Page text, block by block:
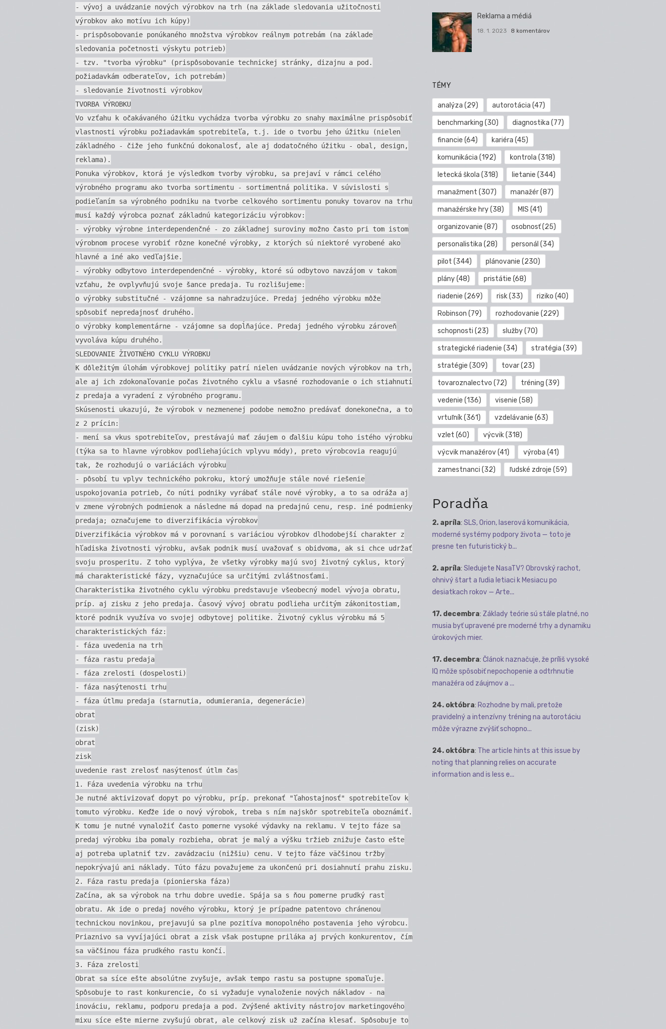
- vývoj a uvádzanie nových výrobkov na trh (na základe sledovania užitočnosti
výrobkov ako motívu ich kúpy)
- prispôsobovanie ponúkaného množstva výrobkov reálnym potrebám (na základe
sledovania početnosti výskytu potrieb)
- tzv. "tvorba výrobku" (prispôsobovanie technickej stránky, dizajnu a pod.
požiadavkám odberateľov, ich potrebám)
- sledovanie životnosti výrobkov
TVORBA VÝROBKU
Vo vzťahu k očakávaného úžitku vychádza tvorba výrobku zo snahy maximálne prispôsobiť
vlastnosti výrobku požiadavkám spotrebiteľa, t.j. ide o tvorbu jeho úžitku (nielen
základného - čiže jeho funkčnú dokonalosť, ale aj dodatočného úžitku - obal, design,
reklama).
Ponuka výrobkov, ktorá je výsledkom tvorby výrobku, sa prejaví v rámci celého
výrobného programu ako tvorba sortimentu - sortimentná politika. V súvislosti s
podieľaním sa výrobného podniku na tvorbe celkového sortimentu ponuky tovarov na trhu
musí každý výrobca poznať základnú kategorizáciu výrobkov:
- výrobky výrobne interdependenčné - zo základnej suroviny možno často pri tom istom
výrobnom procese vyrobiť rôzne konečné výrobky, z ktorých sú niektoré vyrobené ako
hlavné a iné ako vedľajšie.
- výrobky odbytovo interdependenčné - výrobky, ktoré sú odbytovo navzájom v takom
vzťahu, že ovplyvňujú svoje šance predaja. Tu rozlišujeme:
o výrobky substitučné - vzájomne sa nahradzujúce. Predaj jedného výrobku môže
spôsobiť nepredajnosť druhého.
o výrobky komplementárne - vzájomne sa dopĺňajúce. Predaj jedného výrobku zároveň
vyvoláva kúpu druhého.
SLEDOVANIE ŽIVOTNÉHO CYKLU VÝROBKU
K dôležitým úlohám výrobkovej politiky patrí nielen uvádzanie nových výrobkov na trh,
ale aj ich zdokonaľovanie počas životného cyklu a všasné rozhodovanie o ich stiahnutí
z predaja a vyradení z výrobného programu.
Skúsenosti ukazujú, že výrobok v nezmenenej podobe nemožno predávať donekonečna, a to
z 2 prícin:
- mení sa vkus spotrebiteľov, prestávajú mať záujem o ďalšiu kúpu toho istého výrobku
(týka sa to hlavne výrobkov podliehajúcich vplyvu módy), preto výrobcovia reagujú
tak, že rozhodujú o variáciách výrobku
- pôsobí tu vplyv technického pokroku, ktorý umožňuje stále nové riešenie
uspokojovania potrieb, čo núti podniky vyrábať stále nové výrobky, a to sa odráža aj
v zmene výrobných podmienok a následne má dopad na predajnú cenu, resp. iné podmienky
predaja; označujeme to diverzifikácia výrobkov
Diverzifikácia výrobkov má v porovnaní s variáciou výrobkov dlhodobejší charakter z
hľadiska životnosti výrobku, avšak podnik musí uvažovať s obidvoma, ak si chce udržať
svoju prosperitu. Z toho vyplýva, že všetky výrobky majú svoj životný cyklus, ktorý
má charakteristické fázy, vyznačujúce sa určitými zvláštnosťami.
Charakteristika životného cyklu výrobku predstavuje všeobecný model vývoja obratu,
príp. aj zisku z jeho predaja. Časový vývoj obratu podlieha určitým zákonitostiam,
ktoré podnik využíva vo svojej odbytovej politike. Životný cyklus výrobku má 5
charakteristických fáz:
- fáza uvedenia na trh
- fáza rastu predaja
- fáza zrelosti (dospelosti)
- fáza nasýtenosti trhu
- fáza útlmu predaja (starnutia, odumierania, degenerácie)
obrat
(zisk)
obrat
zisk
uvedenie rast zrelosť nasýtenosť útlm čas
1. Fáza uvedenia výrobku na trhu
Je nutné aktivizovať dopyt po výrobku, príp. prekonať "ľahostajnosť" spotrebiteľov k
tomuto výrobku. Keďže ide o nový výrobok, treba s ním najskôr spotrebiteľa oboznámiť.
K tomu je nutné vynaložiť často pomerne vysoké výdavky na reklamu. V tejto fáze sa
predaj výrobku iba pomaly rozbieha, obrat je malý a výšku tržieb znižuje často ešte
aj potreba uplatniť tzv. zavádzaciu (nižšiu) cenu. V tejto fáze väčšinou tržby
nepokrývajú ani náklady. Túto fázu považujeme za ukončenú pri dosiahnutí prahu zisku.
2. Fáza rastu predaja (pionierska fáza)
Začína, ak sa výrobok na trhu dobre uvedie. Spája sa s ňou pomerne prudký rast
obratu. Ak ide o predaj nového výrobku, ktorý je prípadne patentovo chránenou
technickou novinkou, prejavujú sa plne pozitíva monopolného postavenia jeho výrobcu.
Priaznivo sa vyvíjajúci obrat a zisk však postupne priláka aj prvých konkurentov, čím
sa väčšinou fáza prudkého rastu končí.
3. Fáza zrelosti
Obrat sa síce ešte absolútne zvyšuje, avšak tempo rastu sa postupne spomaľuje.
Spôsobuje to rast konkurencie, čo si vyžaduje vynaloženie nových nákladov - na
inováciu, reklamu, podporu predaja a pod. Zvýšené aktivity nástrojov marketingového
mixu síce ešte mierne zvyšujú obrat, ale celkový zisk už začína klesať. Spôsobuje to
Reklama a médiá
18. 1. 2023 8 komentárov
TÉMY
analýza (29) autorotácia (47)
benchmarking (30) diagnostika (77)
financie (64) kariéra (45)
komunikácia (192) kontrola (318)
letecká škola (318) lietanie (344)
manažment (307) manažér(87)
manažérske hry(38) MIS (41)
organizovanie (87) osobnosť(25)
personalistika (28) personál (34)
pilot (344) plánovanie (230)
plány(48) pristátie (68)
riadenie (269) risk(33) riziko (40)
Robinson (79) rozhodovanie (229)
schopnosti (23) služby(70)
strategické riadenie (34) stratégia (39)
stratégie (309) tovar(23)
tovaroznalectvo (72) tréning (39)
vedenie (136) visenie (58)
vrtuľník(361) vzdelávanie (63)
vzlet (60) výcvik(318)
výcvik manažérov(41) výroba (41)
zamestnanci (32) ľudské zdroje (59)
Poradňa
2. apríla: SLS, Orion, laserová komunikácia,
moderné systémy podpory života — toto je
presne ten futuristický b...
2. apríla: Sledujete NasaTV? Obrovský rachot,
ohnivý štart a ľudia letiaci k Mesiacu po
desiatkach rokov — Arte...
17. decembra: Základy teórie sú stále platné, no
musia byť upravené pre moderné trhy a dynamiku
úrokových mier.
17. decembra: Článok naznačuje, že príliš vysoké
IQ môže spôsobiť nepochopenie a odtrhnutie
manažéra od záujmov a ...
24. októbra: Rozhodne by mali, pretože
pravidelný a intenzívny tréning na autorotáciu
môže výrazne zvýšiť schopno...
24. októbra: The article hints at this issue by
noting that planning relies on accurate
information and is less e...